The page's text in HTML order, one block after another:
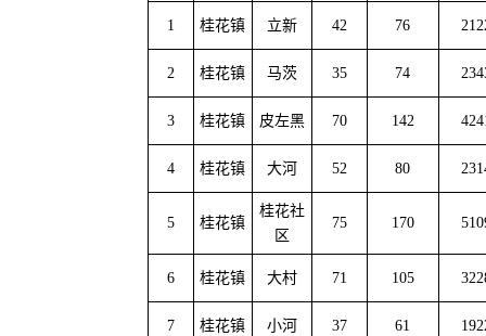
1 桂花镇 立新 42 76
2 桂花镇 马茨 35 74
3 桂花镇 皮左黑 70 142
4 桂花镇 大河 52 80
5 桂花镇
桂花社
区
75 170
6 桂花镇 大村 71 105
7 桂花镇 小河 37 61